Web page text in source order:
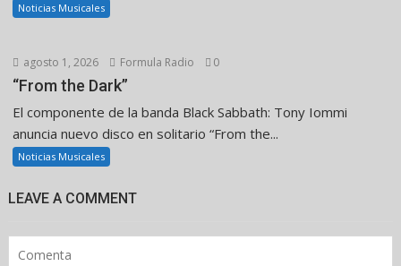
Noticias Musicales
agosto 1, 2026 Formula Radio 0
“From the Dark”
El componente de la banda Black Sabbath: Tony Iommi
anuncia nuevo disco en solitario “From the...
Noticias Musicales
LEAVE A COMMENT